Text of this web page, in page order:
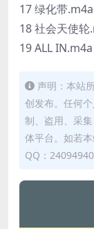
17 绿化带.m4a
18 社会天使轮
19 ALL IN.m4a
声明：本站
创发布。任何
制、盗用、采
体平台。如若
QQ：